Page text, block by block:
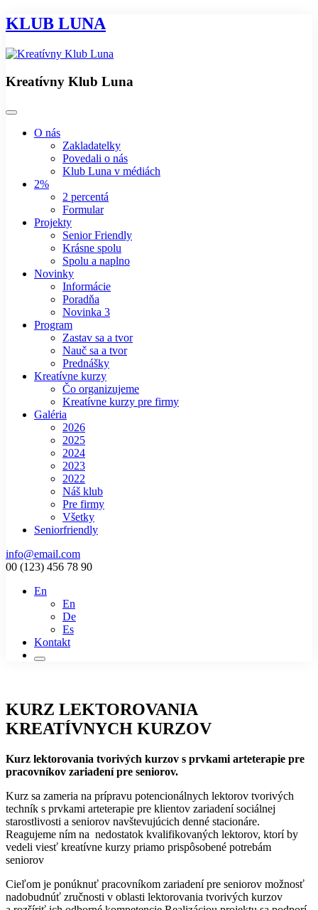
KLUB LUNA
Kreatívny Klub Luna
O nás
Zakladatelky
Povedali o nás
Klub Luna v médiách
2%
2 percentá
Formular
Projekty
Senior Friendly
Krásne spolu
Spolu a naplno
Novinky
Informácie
Poradňa
Novinka 3
Program
Zastav sa a tvor
Nauč sa a tvor
Prednášky
Kreatívne kurzy
Čo organizujeme
Kreatívne kurzy pre firmy
Galéria
2026
2025
2024
2023
2022
Náš klub
Pre firmy
Všetky
Seniorfriendly
info@email.com
00 (123) 456 78 90
En
En
De
Es
Kontakt
KURZ LEKTOROVANIA
KREATÍVNYCH KURZOV
Kurz lektorovania tvorivých kurzov s prvkami arteterapie pre
pracovníkov zariadení pre seniorov.
Kurz sa zameria na prípravu potencionálnych lektorov tvorivých
techník s prvkami arteterapie pre klientov zariadení sociálnej
starostlivosti a seniorov navštevujúcich denné stacionáre.
Reagujeme ním na nedostatok kvalifikovaných lektorov, ktorí by
vedeli viesť kreatívne kurzy priamo prispôsobené potrebám
seniorov
Cieľom je ponúknuť pracovníkom zariadení pre seniorov možnosť
nadobudnúť zručnosti v oblasti lektorovania tvorivých kurzov